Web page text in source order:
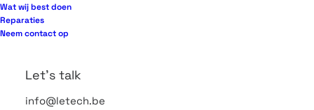
Wat wij best doen
Reparaties
Neem contact op
Let's talk
info@letech.be